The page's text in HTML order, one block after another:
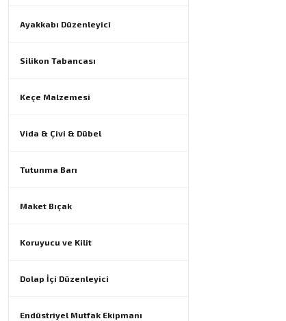
Ayakkabı Düzenleyici
Silikon Tabancası
Keçe Malzemesi
Vida & Çivi & Dübel
Tutunma Barı
Maket Bıçak
Koruyucu ve Kilit
Dolap İçi Düzenleyici
Endüstriyel Mutfak Ekipmanı